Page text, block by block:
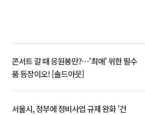
콘서트 갈 때 응원봉만?⋯'최애' 위한 필수
품 등장이오! [솔드아웃]
서울시, 정부에 정비사업 규제 완화 '건